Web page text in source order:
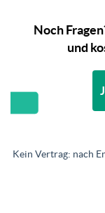
Noch
und
Kein Vertrag: nach